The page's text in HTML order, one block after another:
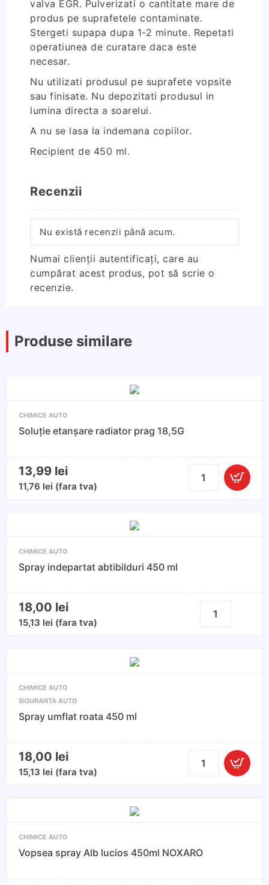
valva EGR. Pulverizati o cantitate mare de
produs pe suprafetele contaminate.
Stergeti supapa dupa 1-2 minute. Repetati
operatiunea de curatare daca este
necesar.
Nu utilizati produsul pe suprafete vopsite
sau finisate. Nu depozitati produsul in
lumina directa a soarelui.
A nu se lasa la indemana copiilor.
Recipient de 450 ml.
Recenzii
Nu există recenzii până acum.
Numai clienții autentificați, care au
cumpărat acest produs, pot să scrie o
recenzie.
Produse similare
CHIMICE AUTO
Soluţie etanșare radiator prag 18,5G
13,99 lei
11,76 lei (fara tva)
Cantitate
Soluţie
CHIMICE AUTO
Spray indepartat abtibilduri 450 ml
18,00 lei
15,13 lei (fara tva)
Cantitate
Spray
CHIMICE AUTO
SIGURANȚA AUTO
Spray umflat roata 450 ml
18,00 lei
15,13 lei (fara tva)
Cantitate
Spray
CHIMICE AUTO
Vopsea spray Alb lucios 450ml NOXARO